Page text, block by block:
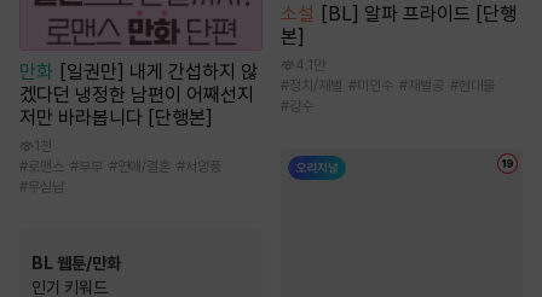
만화 [일권만] 내게 간섭하지 않
겠다던 냉정한 남편이 어째선지
저만 바라봅니다 [단행본]
1천
#로맨스 #부부 #연애/결혼 #서양풍
#무심남
BL 웹툰/만화
인기 키워드
소설 [BL] 알파 프라이드 [단행
본]
4.1만
#정치/재벌 #미인수 #재벌공 #현대물
#강수